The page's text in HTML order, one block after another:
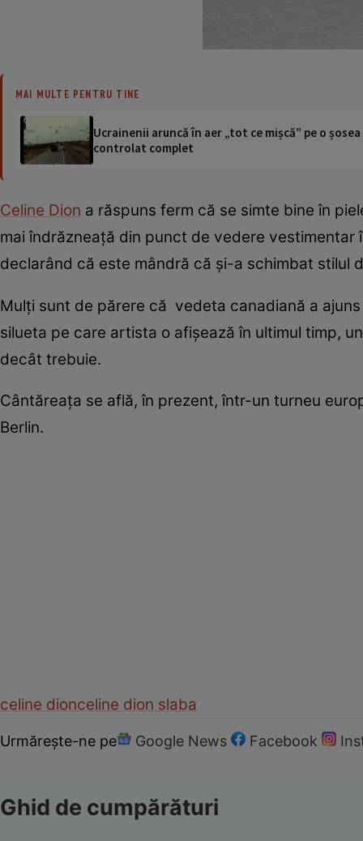
MAI MULTE PENTRU TINE
Ucrainenii aruncă în aer „tot ce mișcă” pe o
controlat complet
Celine Dion a răspuns ferm că se simte bine în
mai îndrăzneaţă din punct de vedere vestimentar
declarând că este mândră că şi-a schimbat stilul
Mulţi sunt de părere că vedeta canadiană a
silueta pe care artista o afişează în ultimul timp,
decât trebuie.
Cântăreaţa se află, în prezent, într-un turneu
Berlin.
celine dionceline dion slaba
Urmărește-ne pe Google News Facebook
Ghid de cumpărături